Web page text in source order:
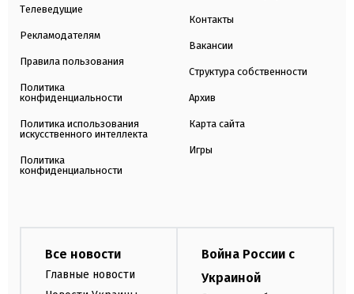
Телеведущие
Рекламодателям
Правила пользования
Политика
конфиденциальности
Политика использования
искусственного интеллекта
Политика
конфиденциальности
Контакты
Вакансии
Структура собственности
Архив
Карта сайта
Игры
Все новости
Главные новости
Война России с
Украиной